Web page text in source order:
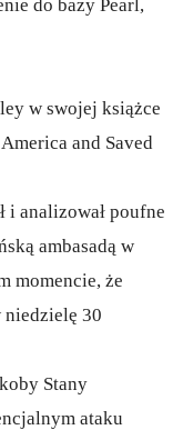
do bazy Pearl,
w swojej książce
and Saved
i analizował poufne
ambasadą w
momencie, że
niedzielę 30
Stany
ataku